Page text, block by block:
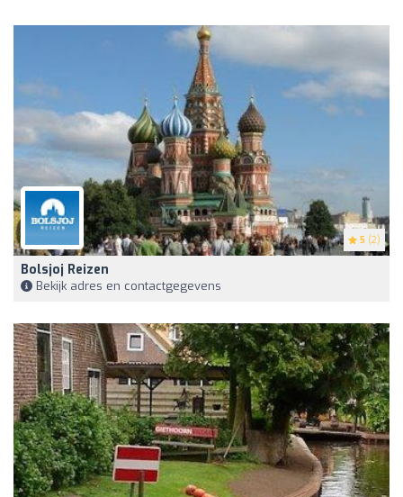
5 (2)
Bolsjoj Reizen
Bekijk adres en contactgegevens